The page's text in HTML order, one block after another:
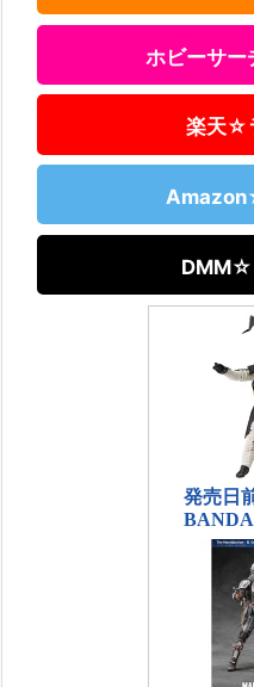
ホビーサ
楽天☆
DMM☆